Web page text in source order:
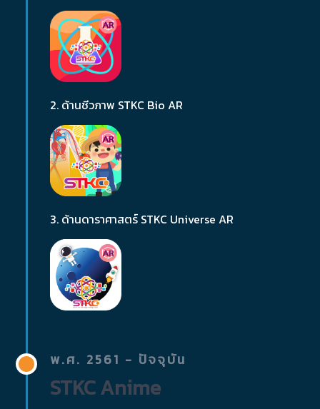
2. ด้านชีวภาพ STKC Bio AR
3. ด้านดาราศาสตร์ STKC Universe AR
พ.ศ. 2561 - ปัจจุบัน
STKC Anime